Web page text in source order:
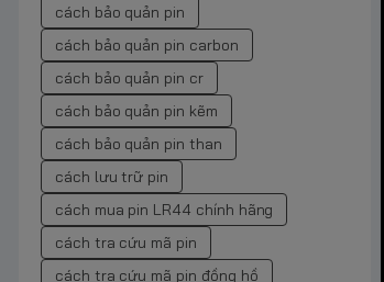
cách bảo quản pin
cách bảo quản pin carbon
cách bảo quản pin cr
cách bảo quản pin kẽm
cách bảo quản pin than
cách lưu trữ pin
cách mua pin LR44 chính hãng
cách tra cứu mã pin
cách tra cứu mã pin đồng hồ